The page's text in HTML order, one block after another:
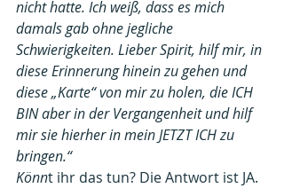
nicht hatte. Ich weiß, dass es mich
damals gab ohne jegliche
Schwierigkeiten. Lieber Spirit, hilf mir, in
diese Erinnerung hinein zu gehen und
diese „Karte“ von mir zu holen, die ICH
BIN aber in der Vergangenheit und hilf
mir sie hierher in mein JETZT ICH zu
bringen.“
Könnt ihr das tun? Die Antwort ist JA.